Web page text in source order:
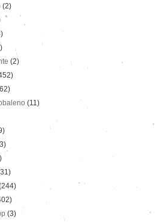
(2)
(2)
(11)
(3)